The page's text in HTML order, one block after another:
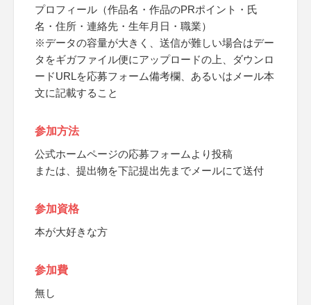
プロフィール（作品名・作品のPRポイント・氏
名・住所・連絡先・生年月日・職業）
※データの容量が大きく、送信が難しい場合はデー
タをギガファイル便にアップロードの上、ダウンロ
ードURLを応募フォーム備考欄、あるいはメール本
文に記載すること
参加方法
公式ホームページの応募フォームより投稿
または、提出物を下記提出先までメールにて送付
参加資格
本が大好きな方
参加費
無し